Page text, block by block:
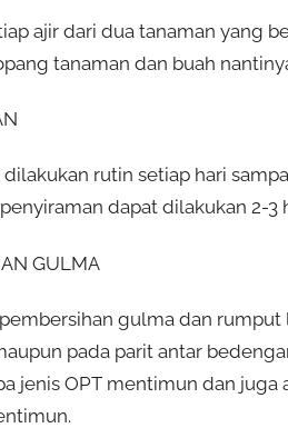
ajir dari dua tanaman yang
tanaman dan buah
dilakukan rutin setiap hari
dapat dilakukan 2-3
GULMA
gulma dan
pada parit antar
jenis OPT mentimun dan